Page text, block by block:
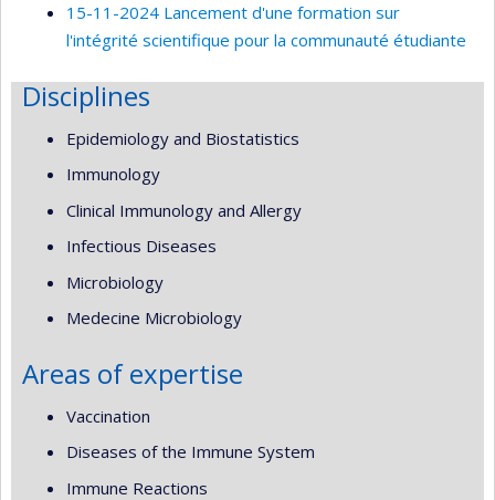
15-11-2024 Lancement d'une formation sur
l'intégrité scientifique pour la communauté étudiante
Disciplines
Epidemiology and Biostatistics
Immunology
Clinical Immunology and Allergy
Infectious Diseases
Microbiology
Medecine Microbiology
Areas of expertise
Vaccination
Diseases of the Immune System
Immune Reactions